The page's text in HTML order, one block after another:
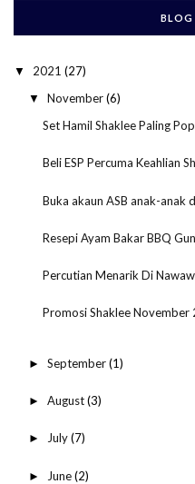
BLOG
▼ 2021 (27)
▼ November(6)
Set Hamil Shaklee Paling
Beli ESP Percuma Keahlian
Buka akaun ASB anak-anak
Resepi Ayam Bakar BBQ
Percutian Menarik Di
Promosi Shaklee November
► September(1)
► August(3)
► July(7)
► June(2)